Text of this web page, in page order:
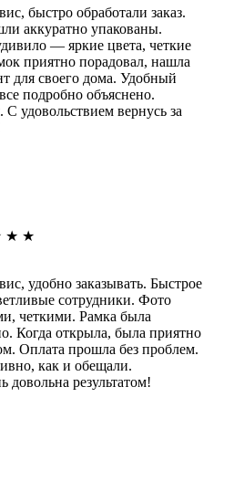
быстро обработали заказ.
аккуратно упакованы.
— яркие цвета, четкие
приятно порадовал, нашла
для своего дома. Удобный
подробно объяснено.
С удовольствием вернусь за
★ ★
удобно заказывать. Быстрое
сотрудники. Фото
четкими. Рамка была
Когда открыла, была приятно
Оплата прошла без проблем.
как и обещали.
довольна результатом!